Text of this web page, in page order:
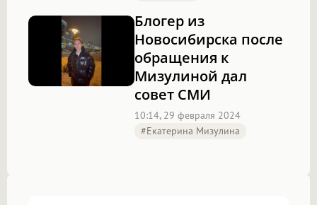
Блогер из
Новосибирска после
обращения к
Мизулиной дал
совет СМИ
10:14, 29 февраля 2024
#Екатерина Мизулина